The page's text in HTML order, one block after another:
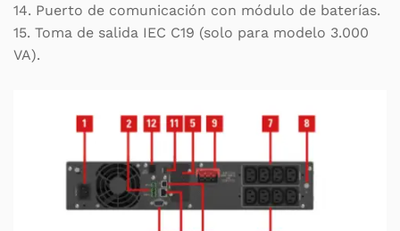
14. Puerto de comunicación con módulo de baterías.
15. Toma de salida IEC C19 (solo para modelo 3.000
VA).